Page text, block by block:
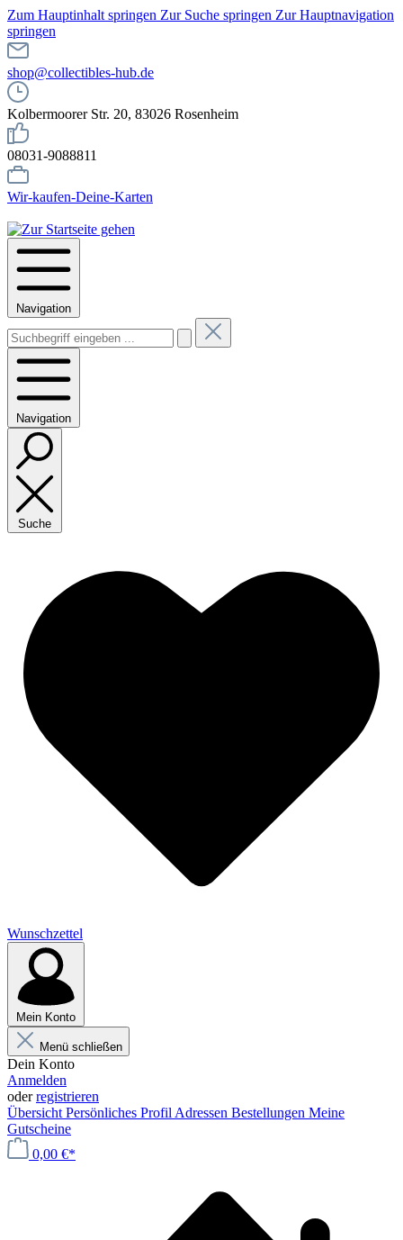
Zum Hauptinhalt springen Zur Suche springen Zur Hauptnavigation
springen
shop@collectibles-hub.de
Kolbermoorer Str. 20, 83026 Rosenheim
08031-9088811
Wir-kaufen-Deine-Karten
Navigation
Navigation
Suche
Wunschzettel
Mein Konto
Menü schließen
Dein Konto
Anmelden
oderregistrieren
Übersicht Persönliches Profil Adressen Bestellungen Meine
Gutscheine
0,00 €*